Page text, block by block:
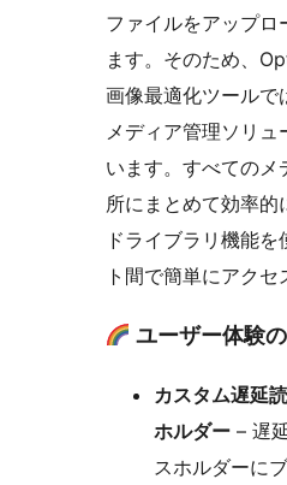
ファイルをアップロ
ます。そのため、
画像最適化ツールで
メディア管理ソリュ
います。すべてのメ
所にまとめて効率的
ドライブラリ機能を
ト間で簡単にアクセ
ユーザー体験
カスタム遅延
ホルダー – 遅
スホルダーに